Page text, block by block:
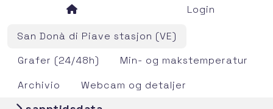
Login
San Donà di Piave stasjon (VE)
Grafer (24/48h)
Min- og makstemperatur
Archivio
Webcam og detaljer